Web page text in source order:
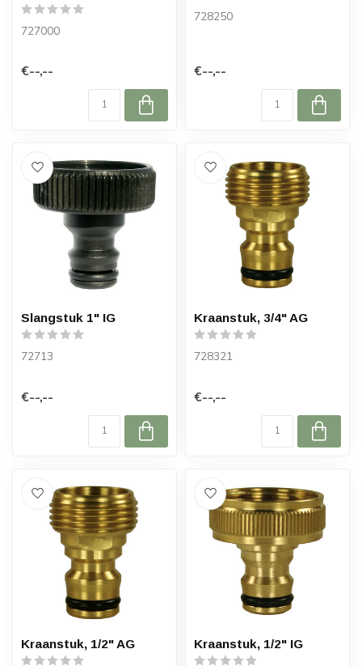
727000
€--,--
728250
€--,--
Slangstuk 1" IG
72713
€--,--
Kraanstuk, 3/4" AG
728321
€--,--
Kraanstuk, 1/2" AG Kraanstuk, 1/2" IG